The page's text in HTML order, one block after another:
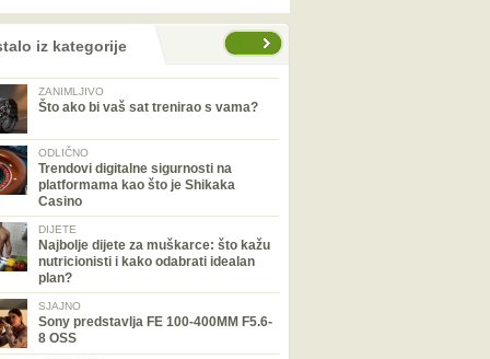
iz kategorije
ZANIMLJIVO
Što ako bi vaš sat trenirao s vama?
ODLIČNO
Trendovi digitalne sigurnosti na
platformama kao što je Shikaka
Casino
DIJETE
Najbolje dijete za muškarce: što kažu
nutricionisti i kako odabrati idealan
plan?
SJAJNO
Sony predstavlja FE 100-400MM F5.6-
8 OSS